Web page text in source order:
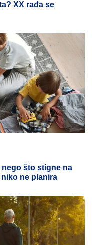
XX rađa se
što stigne na
ne planira